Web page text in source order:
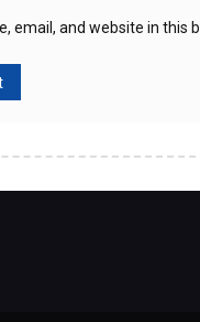
email, and website in this